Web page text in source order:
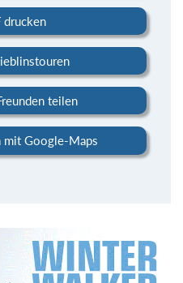
drucken
teilen
mit Google-Maps